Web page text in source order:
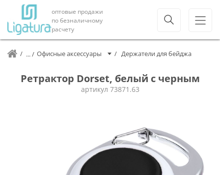
оптовые продажи
по безналичному
расчету
Офисные аксессуары Держатели для бейджа
Ретрактор Dorset, белый с черным
артикул 73871.63